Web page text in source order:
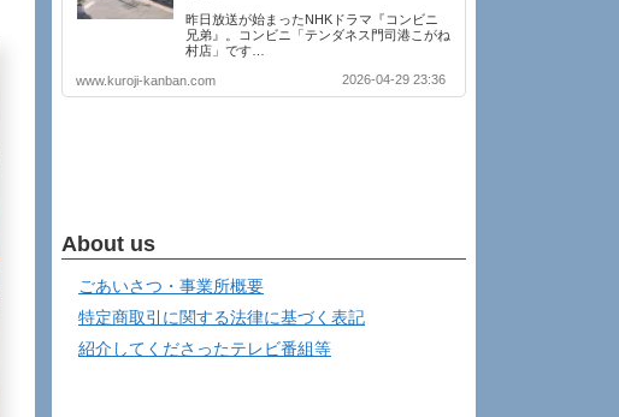
昨日放送が始まったNHKドラマ『コンビニ
兄弟』。コンビニ「テンダネス門司港こがね
村店」です…
www.kuroji-kanban.com 2026-04-29 23:36
About us
ごあいさつ・事業所概要
特定商取引に関する法律に基づく表記
紹介してくださったテレビ番組等